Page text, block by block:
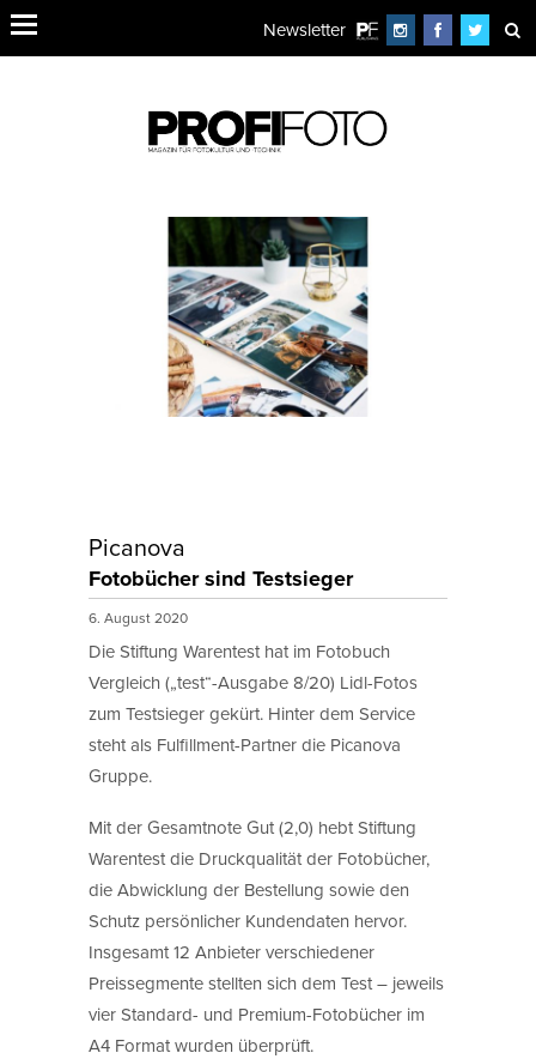
Newsletter
Picanova
Fotobücher sind Testsieger
6. August 2020
Die Stiftung Warentest hat im Fotobuch
Vergleich („test“-Ausgabe 8/20) Lidl-Fotos
zum Testsieger gekürt. Hinter dem Service
steht als Fulfillment-Partner die Picanova
Gruppe.
Mit der Gesamtnote Gut (2,0) hebt Stiftung
Warentest die Druckqualität der Fotobücher,
die Abwicklung der Bestellung sowie den
Schutz persönlicher Kundendaten hervor.
Insgesamt 12 Anbieter verschiedener
Preissegmente stellten sich dem Test – jeweils
vier Standard- und Premium-Fotobücher im
A4 Format wurden überprüft.